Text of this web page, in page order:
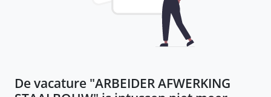
De vacature "ARBEIDER AFWERKING